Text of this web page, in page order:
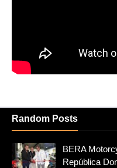
Random Posts
BERA
República